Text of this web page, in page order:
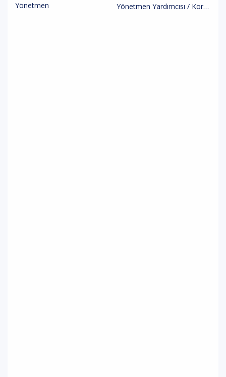
Yönetmen
Yönetmen Yardımcısı / Koreograf